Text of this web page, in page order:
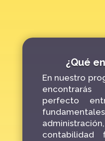
¿Qué
En nuestro
perfecto
contabilidad